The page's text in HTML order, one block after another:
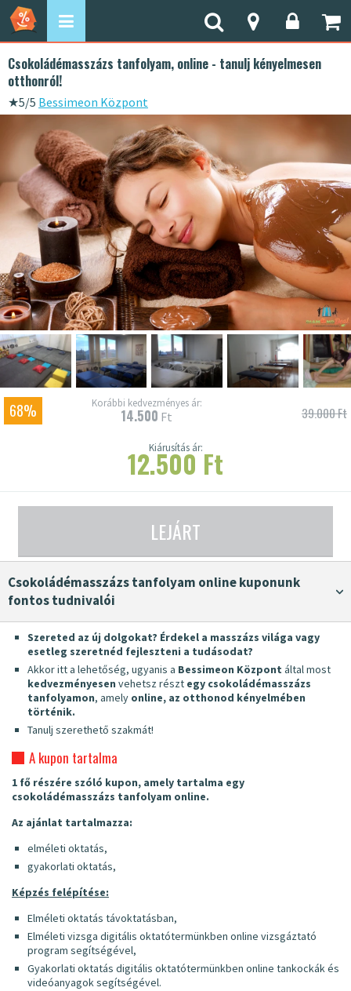
Csokoládémasszázs tanfolyam, online - tanulj kényelmesen
otthonról!
★5/5 Bessimeon Központ
68% Korábbi kedvezményes ár:
14.500 Ft 39.000 Ft
Kiárusítás ár:
12.500 Ft
LEJÁRT
Csokoládémasszázs tanfolyam online kuponunk
fontos tudnivalói
Szereted az új dolgokat? Érdekel a masszázs világa vagy
esetleg szeretnéd fejleszteni a tudásodat?
Akkor itt a lehetőség, ugyanis a Bessimeon Központ által most
kedvezményesen vehetsz részt egy csokoládémasszázs
tanfolyamon, amely online, az otthonod kényelmében
történik.
Tanulj szerethető szakmát!
A kupon tartalma
1 fő részére szóló kupon, amely tartalma egy
csokoládémasszázs tanfolyam online.
Az ajánlat tartalmazza:
elméleti oktatás,
gyakorlati oktatás,
Képzés felépítése:
Elméleti oktatás távoktatásban,
Elméleti vizsga digitális oktatótermünkben online vizsgáztató
program segítségével,
Gyakorlati oktatás digitális oktatótermünkben online tankockák és
videóanyagok segítségével.